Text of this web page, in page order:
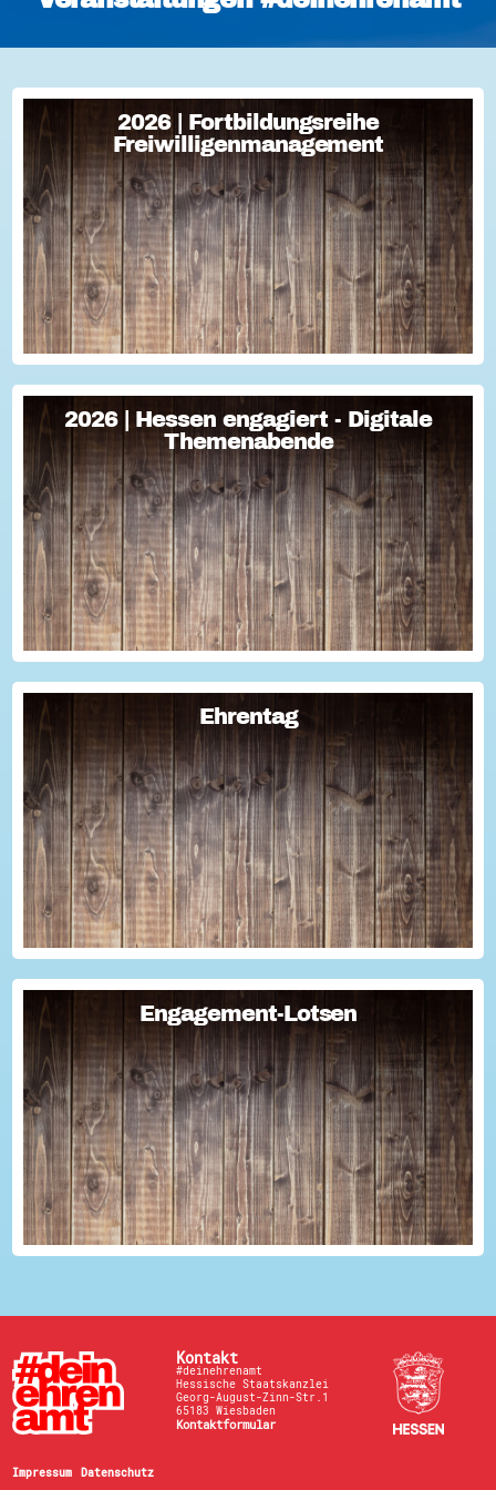
2026 | Fortbildungsreihe
Freiwilligenmanagement
2026 | Fortbildungsreihe
Freiwilligenmanagement
Freiwilligenmanagement Kompakt Strategisches
Freiwilligenmanagement und praktische Umsetzung Im Fokus
Teil 1 Für Engagement begeistern: Freiwillige gewinnen Im
Fokus Teil 2 Eine Frage der H...
2026 | Hessen engagiert - Digitale
Themenabende
2026 | Hessen engagiert - Digitale
Themenabende
Sie haben Fragen zum Thema "Versicherung im Ehrenamt"?
Oder wollten schon immer mal lernen, wie man Engagement-
Geschichten für die Öffentlichkeitsarbeit des Vereins
nutzen kann? Dann haben wir da was!...
Ehrentag
Ehrentag
Macht den Ehrentag mit eurer Aktion zu eurem "hessischen
Ehrentag"...
Engagement-Lotsen
Engagement-Lotsen
Engagement-Lotsen tragen zu einer lebendigen
Engagementkultur und damit zu einer höheren
Lebensqualität für sich und andere bei. Sie bringen ihre
Erfahrungen im bürgerschaftlichen Engagement ein und ü...
Kontakt
#deinehrenamt
Hessische Staatskanzlei
Georg-August-Zinn-Str.1
65183 Wiesbaden
Kontaktformular
Impressum Datenschutz